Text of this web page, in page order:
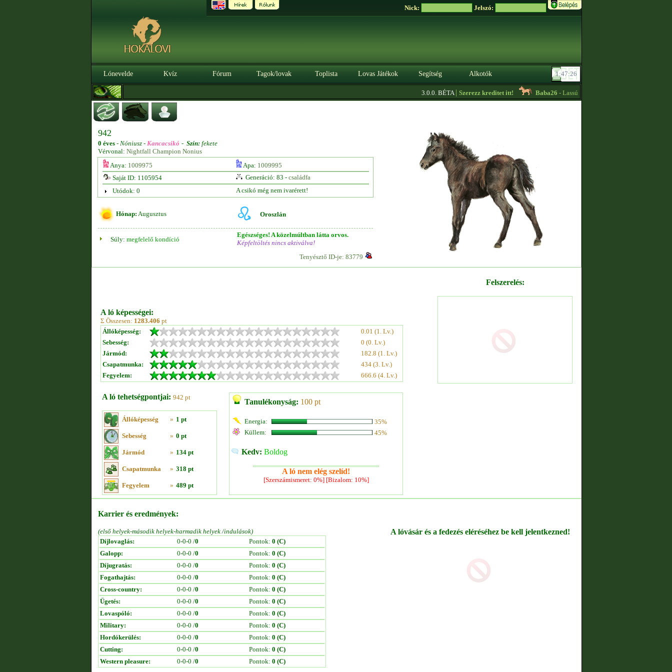
Nick: Jelszó:
Lónevelde Kvíz Fórum Tagok/lovak Toplista Lovas Játékok Segítség Alkotók
3.0.0. BÉTA|Szerezz kreditet itt! Baba26- Lassú körös edzőt keresek sürgősen!! -
942
0 éves - Nóniusz - Kancacsikó - Szín: fekete
Vérvonal: Nightfall Champion Nonius
Anya: 1009975 Apa: 1009995
Saját ID: 1105954
Generáció: 83 - családfa
Utódok: 0
A csikó még nem ivarérett!
Hónap: Augusztus Oroszlán
Súly: megfelelő kondíció
Egészséges! A közelmúltban látta orvos.
Képfeltöltés nincs aktiválva!
Tenyésztő ID-je: 83779
A ló képességei:
Σ Összesen: 1283.406 pt
Állóképesség:
0.01 (1. Lv.)
Sebesség:
0 (0. Lv.)
Jármód:
182.8 (1. Lv.)
Csapatmunka:
434 (3. Lv.)
Fegyelem:
666.6 (4. Lv.)
A ló tehetségpontjai: 942 pt
Állóképesség » 1 pt
Sebesség » 0 pt
Jármód » 134 pt
Csapatmunka » 318 pt
Fegyelem » 489 pt
Tanulékonyság: 100 pt
Energia:
35%
Küllem:
45%
Kedv: Boldog
A ló nem elég szelíd!
[Szerszámismeret: 0%] [Bizalom: 10%]
Felszerelés:
Karrier és eredmények:
(első helyek-második helyek-harmadik helyek /indulások)
Díjlovaglás:
0-0-0 /0 Pontok: 0 (C)
Galopp:
0-0-0 /0 Pontok: 0 (C)
Díjugratás:
0-0-0 /0 Pontok: 0 (C)
Fogathajtás:
0-0-0 /0 Pontok: 0 (C)
Cross-country:
0-0-0 /0 Pontok: 0 (C)
Ügetés:
0-0-0 /0 Pontok: 0 (C)
Lovaspóló:
0-0-0 /0 Pontok: 0 (C)
Military:
0-0-0 /0 Pontok: 0 (C)
Hordókerülés:
0-0-0 /0 Pontok: 0 (C)
Cutting:
0-0-0 /0 Pontok: 0 (C)
Western pleasure:
0-0-0 /0 Pontok: 0 (C)
A lóvásár és a fedezés eléréséhez be kell jelentkezned!